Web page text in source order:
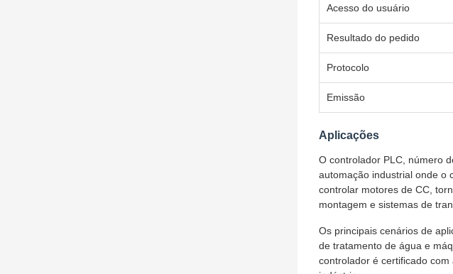
Acesso do usuário
Resultado do pedido
Protocolo
Emissão
Aplicações
O controlador PLC, número
automação industrial onde o
controlar motores de CC,
montagem e sistemas de
Os principais cenários de
de tratamento de água e
controlador é certificado